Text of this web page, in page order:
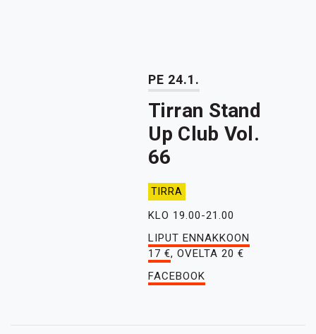
PE 24.1.
Tirran Stand
Up Club Vol.
66
TIRRA
KLO 19.00-21.00
LIPUT ENNAKKOON
17 €, OVELTA 20 €
FACEBOOK